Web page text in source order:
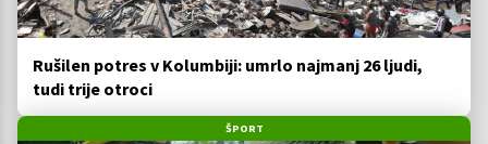
Rušilen potres v Kolumbiji: umrlo najmanj 26 ljudi,
tudi trije otroci
ŠPORT